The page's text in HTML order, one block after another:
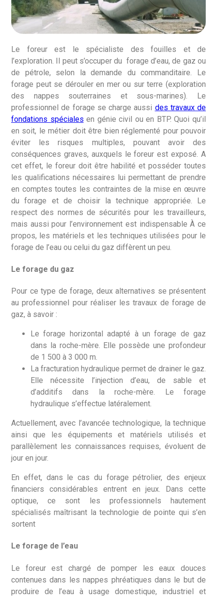
Le foreur est le spécialiste des fouilles et de
l’exploration. Il peut s’occuper du forage d’eau, de gaz ou
de pétrole, selon la demande du commanditaire. Le
forage peut se dérouler en mer ou sur terre (exploration
des nappes souterraines et sous-marines). Le
professionnel de forage se charge aussi des travaux de
fondations spéciales en génie civil ou en BTP. Quoi qu’il
en soit, le métier doit être bien réglementé pour pouvoir
éviter les risques multiples, pouvant avoir des
conséquences graves, auxquels le foreur est exposé. A
cet effet, le foreur doit être habilité et posséder toutes
les qualifications nécessaires lui permettant de prendre
en comptes toutes les contraintes de la mise en œuvre
du forage et de choisir la technique appropriée. Le
respect des normes de sécurités pour les travailleurs,
mais aussi pour l’environnement est indispensable À ce
propos, les matériels et les techniques utilisées pour le
forage de l’eau ou celui du gaz diffèrent un peu.
Le forage du gaz
Pour ce type de forage, deux alternatives se présentent
au professionnel pour réaliser les travaux de forage de
gaz, à savoir :
Le forage horizontal adapté à un forage de gaz
dans la roche-mère. Elle possède une profondeur
de 1 500 à 3 000 m.
La fracturation hydraulique permet de drainer le gaz.
Elle nécessite l’injection d’eau, de sable et
d’additifs dans la roche-mère. Le forage
hydraulique s’effectue latéralement.
Actuellement, avec l’avancée technologique, la technique
ainsi que les équipements et matériels utilisés et
parallèlement les connaissances requises, évoluent de
jour en jour.
En effet, dans le cas du forage pétrolier, des enjeux
financiers considérables entrent en jeux. Dans cette
optique, ce sont les professionnels hautement
spécialisés maîtrisant la technologie de pointe qui s’en
sortent
Le forage de l’eau
Le foreur est chargé de pomper les eaux douces
contenues dans les nappes phréatiques dans le but de
produire de l’eau à usage domestique, industriel et